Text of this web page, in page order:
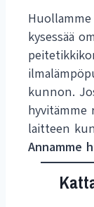
kysessää
kunnon.
hyvitämme
laitteen
Annamme